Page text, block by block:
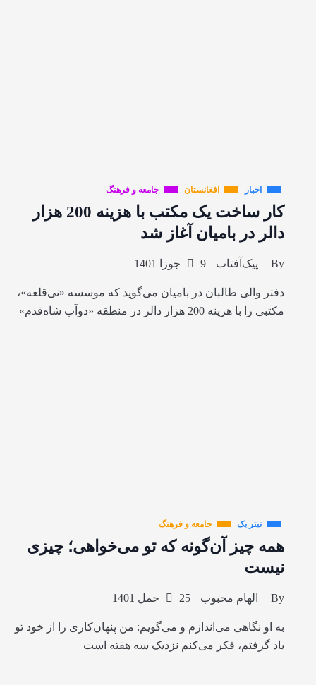
اخبار افغانستان جامعه و فرهنگ
کار ساخت یک مکتب با هزینه 200 هزار
دالر در بامیان آغاز شد
By پیک‌آفتاب 9 جوزا 1401
دفتر والی طالبان در بامیان می‌گوید که موسسه «نی‌قلعه»،
مکتبی را با هزینه 200 هزار دالر در منطقه «دوآب شاه‌قدم»
تیتر یک جامعه و فرهنگ
همه چیز آن‌گونه که تو می‌خواهی؛ چیزی
نیست
By الهام محبوب 25 حمل 1401
به او نگاهی می‌اندازم و می‌گویم: من پنهان‌کاری را از خود تو
یاد گرفتم، فکر می‌کنم نزدیک سه هفته است